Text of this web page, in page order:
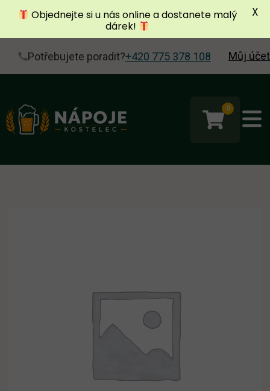
Potřebujete poradit?+420 775 378 108 Můj účet
0
Objednejte si u nás online a dostanete malý
dárek!
X